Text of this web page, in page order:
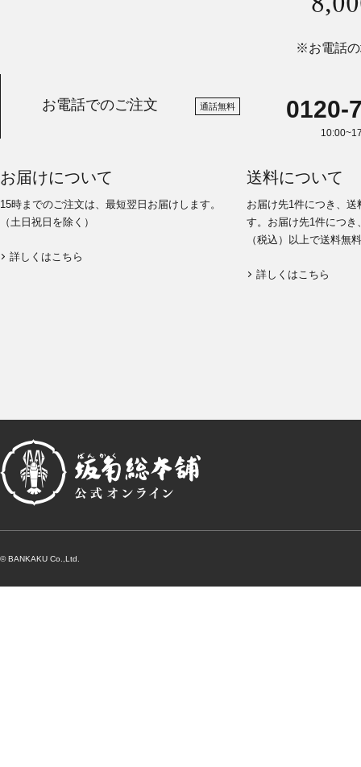
※お電話の
お電話でのご注文 通話無料 0120-
お届けについて
15時までのご注文は、最短翌日お届けします。
（土日祝日を除く）
詳しくはこちら
送料について
お届け先1件につき、
す。お届け先1件につき
（税込）以上で送料無
詳しくはこちら
© BANKAKU Co.,Ltd.